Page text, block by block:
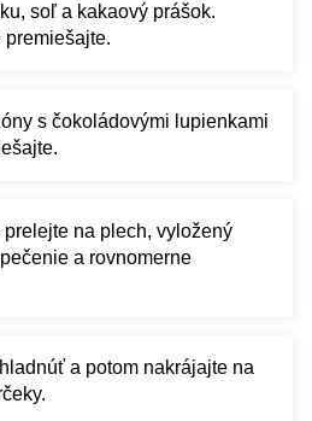
soľ a kakaový prášok.
premiešajte.
s čokoládovými lupienkami
prelejte na plech, vyložený
a rovnomerne
a potom nakrájajte na